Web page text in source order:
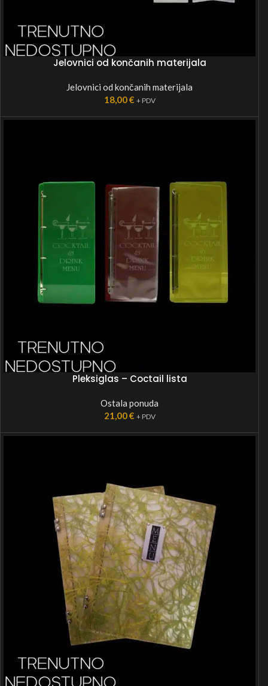
Jelovnici od končanih materijala
Jelovnici od končanih materijala
18,00€ + PDV
Pleksiglas – Coctail lista
Ostala ponuda
21,00€ + PDV